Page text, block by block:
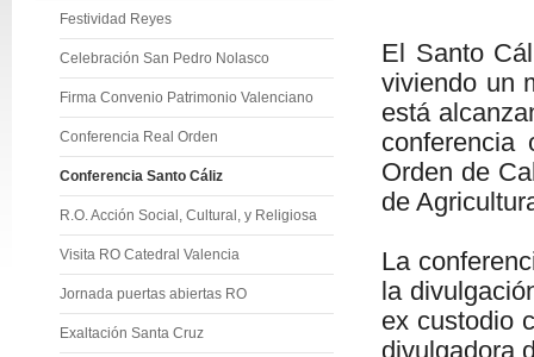
Festividad Reyes
Celebración San Pedro Nolasco
Firma Convenio Patrimonio Valenciano
Conferencia Real Orden
Conferencia Santo Cáliz
R.O. Acción Social, Cultural, y Religiosa
Visita RO Catedral Valencia
Jornada puertas abiertas RO
Exaltación Santa Cruz
El Santo
viviendo un
está
Orden de
de
La
la
ex custodio
divulgadora